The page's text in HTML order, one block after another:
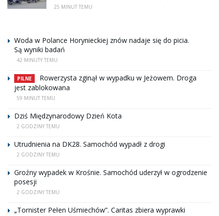
25 MINUT TEMU
Woda w Polance Horynieckiej znów nadaje się do picia.
Są wyniki badań
42 MINUTY TEMU
PILNE
Rowerzysta zginął w wypadku w Jeżowem. Droga
jest zablokowana
59 MINUT TEMU
Dziś Międzynarodowy Dzień Kota
2 GODZINY TEMU
Utrudnienia na DK28. Samochód wypadł z drogi
2 GODZINY TEMU
Groźny wypadek w Krośnie. Samochód uderzył w ogrodzenie
posesji
2 GODZINY TEMU
„Tornister Pełen Uśmiechów”. Caritas zbiera wyprawki